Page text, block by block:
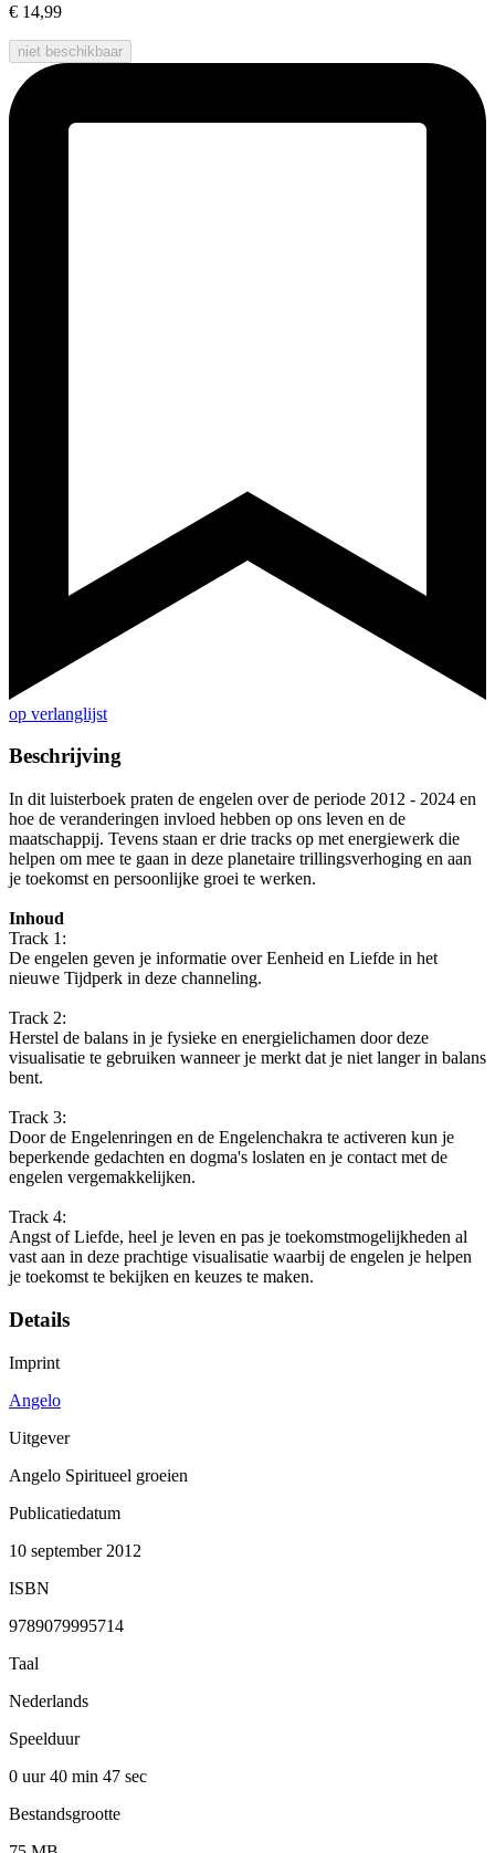
€ 14,99
niet beschikbaar
op verlanglijst
Beschrijving
In dit luisterboek praten de engelen over de periode 2012 - 2024 en
hoe de veranderingen invloed hebben op ons leven en de
maatschappij. Tevens staan er drie tracks op met energiewerk die
helpen om mee te gaan in deze planetaire trillingsverhoging en aan
je toekomst en persoonlijke groei te werken.
Inhoud
Track 1:
De engelen geven je informatie over Eenheid en Liefde in het
nieuwe Tijdperk in deze channeling.
Track 2:
Herstel de balans in je fysieke en energielichamen door deze
visualisatie te gebruiken wanneer je merkt dat je niet langer in balans
bent.
Track 3:
Door de Engelenringen en de Engelenchakra te activeren kun je
beperkende gedachten en dogma's loslaten en je contact met de
engelen vergemakkelijken.
Track 4:
Angst of Liefde, heel je leven en pas je toekomstmogelijkheden al
vast aan in deze prachtige visualisatie waarbij de engelen je helpen
je toekomst te bekijken en keuzes te maken.
Details
Imprint
Angelo
Uitgever
Angelo Spiritueel groeien
Publicatiedatum
10 september 2012
ISBN
9789079995714
Taal
Nederlands
Speelduur
0 uur 40 min 47 sec
Bestandsgrootte